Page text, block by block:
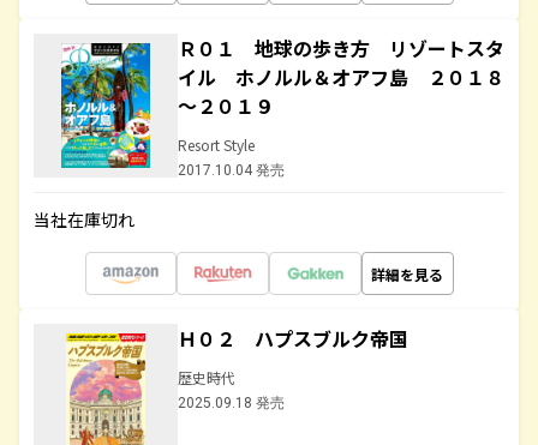
Ｒ０１ 地球の歩き方 リゾートスタ
イル ホノルル＆オアフ島 ２０１８
～２０１９
Resort Style
2017.10.04 発売
当社在庫切れ
詳細を見る
Ｈ０２ ハプスブルク帝国
歴史時代
2025.09.18 発売